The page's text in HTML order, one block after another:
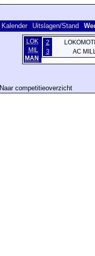
Kalender Uitslagen/Stand
LOK
MIL
MAN
2
3
AC
Naar competitieoverzicht